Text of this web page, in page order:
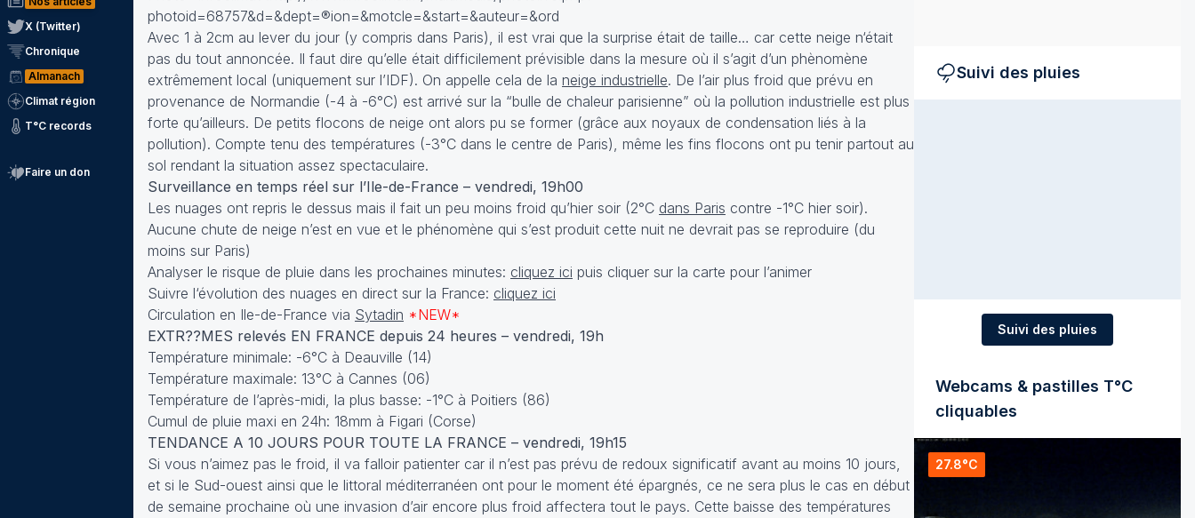
X (Twitter)
Chronique
Almanach
Climat région
T°C records
Faire un don
photoid=68757&d=&dept=®ion=&motcle=&start=&auteur=&ord
Avec 1 à 2cm au lever du jour (y compris dans Paris), il est vrai que la surprise était de taille… car cette neige n‘était
pas du tout annoncée. Il faut dire qu’elle était difficilement prévisible dans la mesure où il s’agit d’un phènomène
extrêmement local (uniquement sur l’IDF). On appelle cela de la neige industrielle. De l’air plus froid que prévu en
provenance de Normandie (-4 à -6°C) est arrivé sur la “bulle de chaleur parisienne” où la pollution industrielle est plus
forte qu’ailleurs. De petits flocons de neige ont alors pu se former (grâce aux noyaux de condensation liés à la
pollution). Compte tenu des températures (-3°C dans le centre de Paris), même les fins flocons ont pu tenir partout au
sol rendant la situation assez spectaculaire.
Surveillance en temps réel sur l’Ile-de-France – vendredi, 19h00
Les nuages ont repris le dessus mais il fait un peu moins froid qu’hier soir (2°C dans Paris contre -1°C hier soir).
Aucune chute de neige n’est en vue et le phénomène qui s’est produit cette nuit ne devrait pas se reproduire (du
moins sur Paris)
Analyser le risque de pluie dans les prochaines minutes: cliquez ici puis cliquer sur la carte pour l’animer
Suivre l‘évolution des nuages en direct sur la France: cliquez ici
Circulation en Ile-de-France via Sytadin *NEW*
EXTR??MES relevés EN FRANCE depuis 24 heures – vendredi, 19h
Température minimale: -6°C à Deauville (14)
Température maximale: 13°C à Cannes (06)
Température de l’après-midi, la plus basse: -1°C à Poitiers (86)
Cumul de pluie maxi en 24h: 18mm à Figari (Corse)
TENDANCE A 10 JOURS POUR TOUTE LA FRANCE – vendredi, 19h15
Si vous n’aimez pas le froid, il va falloir patienter car il n’est pas prévu de redoux significatif avant au moins 10 jours,
et si le Sud-ouest ainsi que le littoral méditerranéen ont pour le moment été épargnés, ce ne sera plus le cas en début
de semaine prochaine où une invasion d’air encore plus froid affectera tout le pays. Cette baisse des températures
Suivi des pluies
Suivi des pluies
Webcams & pastilles T°C
cliquables
27.8°C